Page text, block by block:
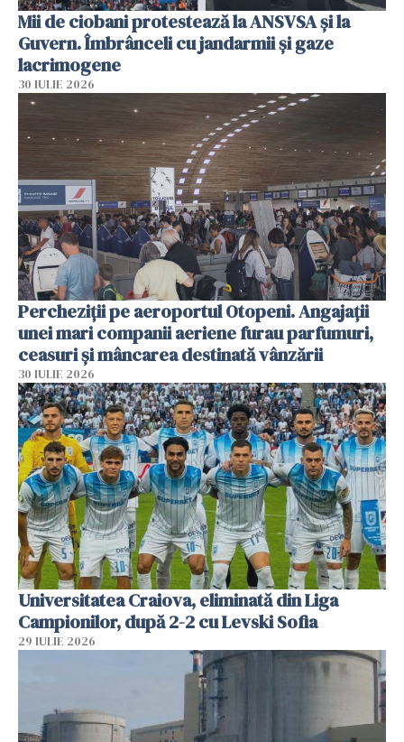
Mii de ciobani protestează la ANSVSA și la
Guvern. Îmbrânceli cu jandarmii și gaze
lacrimogene
30 IULIE 2026
Percheziții pe aeroportul Otopeni. Angajații
unei mari companii aeriene furau parfumuri,
ceasuri și mâncarea destinată vânzării
30 IULIE 2026
Universitatea Craiova, eliminată din Liga
Campionilor, după 2-2 cu Levski Sofia
29 IULIE 2026